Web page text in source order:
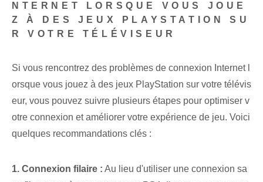
NTERNET LORSQUE VOUS JOUE
Z À DES JEUX PLAYSTATION SU
R VOTRE TÉLÉVISEUR
Si vous rencontrez des problèmes de connexion Internet l
orsque vous jouez à des jeux PlayStation sur votre télévis
eur, vous pouvez suivre plusieurs étapes pour optimiser v
otre connexion et améliorer votre expérience de jeu. Voici
quelques recommandations clés :
1. Connexion filaire : Au lieu d'utiliser une connexion sa